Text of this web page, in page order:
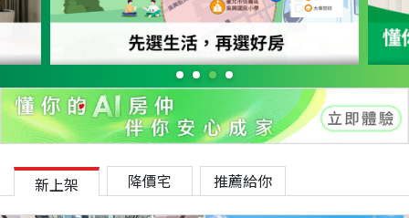
新上架 降價宅 推薦給你